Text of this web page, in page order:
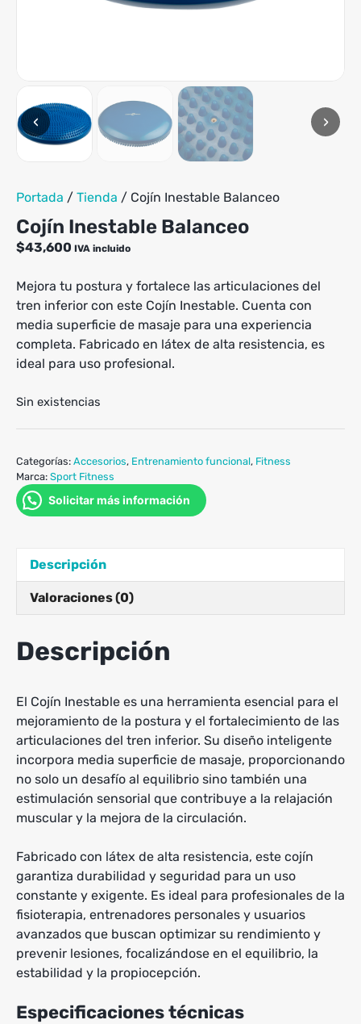
tiene
pueden
elegir
en
de
producto
‹ ›
Portada / Tienda / Cojín Inestable Balanceo
Cojín Inestable Balanceo
$43,600 IVA incluido
Mejora tu postura y fortalece las articulaciones del
tren inferior con este Cojín Inestable. Cuenta con
media superficie de masaje para una experiencia
completa. Fabricado en látex de alta resistencia, es
ideal para uso profesional.
Sin existencias
Categorías: Accesorios, Entrenamiento funcional, Fitness
Marca: Sport Fitness
Solicitar más información
Descripción
Valoraciones (0)
Descripción
El Cojín Inestable es una herramienta esencial para el
mejoramiento de la postura y el fortalecimiento de las
articulaciones del tren inferior. Su diseño inteligente
incorpora media superficie de masaje, proporcionando
no solo un desafío al equilibrio sino también una
estimulación sensorial que contribuye a la relajación
muscular y la mejora de la circulación.
Fabricado con látex de alta resistencia, este cojín
garantiza durabilidad y seguridad para un uso
constante y exigente. Es ideal para profesionales de la
fisioterapia, entrenadores personales y usuarios
avanzados que buscan optimizar su rendimiento y
prevenir lesiones, focalizándose en el equilibrio, la
estabilidad y la propiocepción.
Especificaciones técnicas